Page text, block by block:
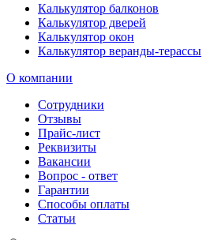
Калькулятор балконов
Калькулятор дверей
Калькулятор окон
Калькулятор веранды-терассы
О компании
Сотрудники
Отзывы
Прайс-лист
Реквизиты
Вакансии
Вопрос - ответ
Гарантии
Способы оплаты
Статьи